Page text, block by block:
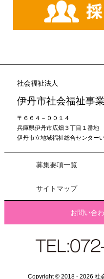
社会福祉法人
伊丹市社会福祉事
〒６６４－００１４
兵庫県伊丹市広畑３丁目１番地
伊丹市立地域福祉総合センター
募集要項一覧
サイトマップ
お問い合
Copyright © 2018 - 2026 社